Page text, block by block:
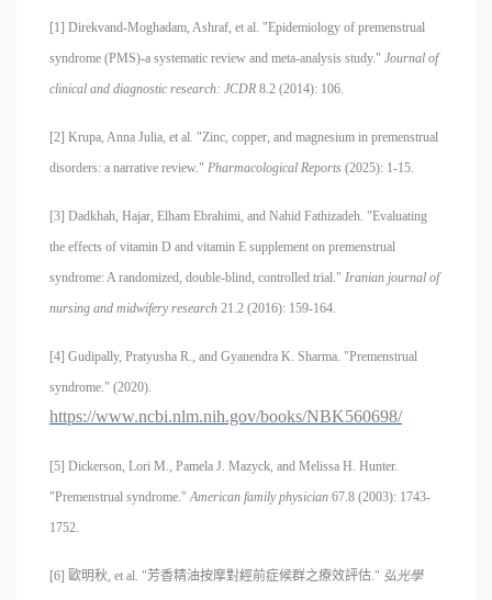
[1] Direkvand-Moghadam, Ashraf, et al. "Epidemiology of premenstrual
syndrome (PMS)-a systematic review and meta-analysis study." Journal of
clinical and diagnostic research: JCDR 8.2 (2014): 106.
[2] Krupa, Anna Julia, et al. "Zinc, copper, and magnesium in premenstrual
disorders: a narrative review." Pharmacological Reports (2025): 1-15.
[3] Dadkhah, Hajar, Elham Ebrahimi, and Nahid Fathizadeh. "Evaluating
the effects of vitamin D and vitamin E supplement on premenstrual
syndrome: A randomized, double-blind, controlled trial." Iranian journal of
nursing and midwifery research 21.2 (2016): 159-164.
[4] Gudipally, Pratyusha R., and Gyanendra K. Sharma. "Premenstrual
syndrome." (2020).
https://www.ncbi.nlm.nih.gov/books/NBK560698/
[5] Dickerson, Lori M., Pamela J. Mazyck, and Melissa H. Hunter.
"Premenstrual syndrome."American family physician 67.8 (2003): 1743-
1752.
[6] 歐明秋, et al. "芳香精油按摩對經前症候群之療效評估." 弘光學